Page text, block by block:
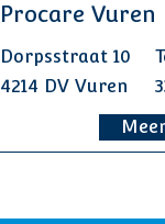
Procare Vuren
Dorpsstraat 10
4214 DV Vuren